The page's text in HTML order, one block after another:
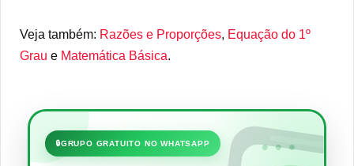
Veja também: Razões e Proporções, Equação do 1º
Grau e Matemática Básica.
•••
🔒GRUPO GRATUITO NO WHATSAPP